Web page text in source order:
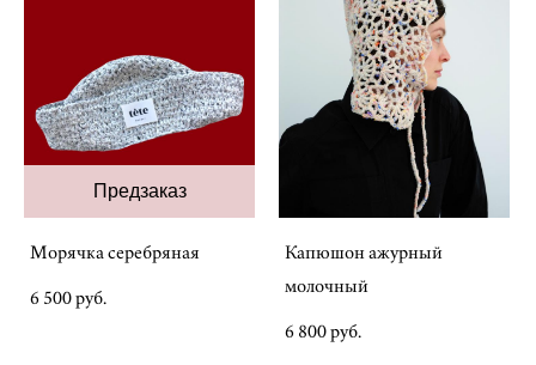
Предзаказ
Морячка серебряная
6 500 pуб.
Капюшон ажурный
молочный
6 800 pуб.